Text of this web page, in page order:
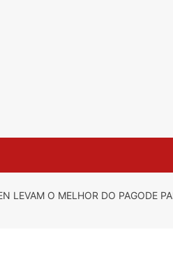
LEVAM O MELHOR DO PAGODE